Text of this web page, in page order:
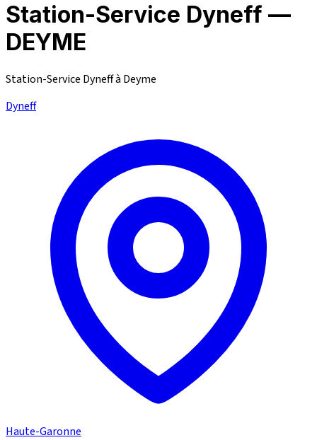
Station-Service Dyneff —
DEYME
Station-Service Dyneff à Deyme
Dyneff
Haute-Garonne